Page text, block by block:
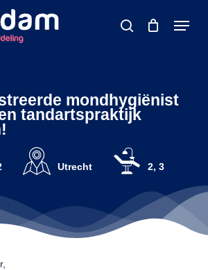
search
Menu
mondhygiënist
tandartspraktijk
Utrecht 2, 3